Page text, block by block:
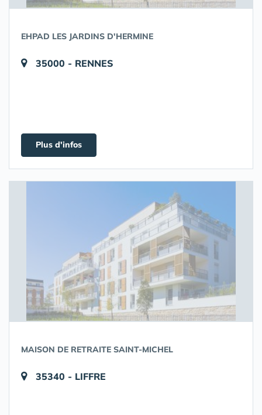
EHPAD LES JARDINS D'HERMINE
35000 - RENNES
Plus d'infos
MAISON DE RETRAITE SAINT-MICHEL
35340 - LIFFRE